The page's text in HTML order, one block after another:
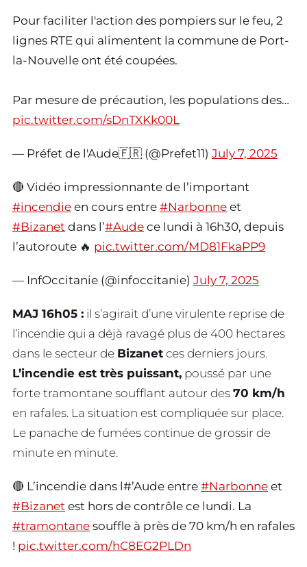
Pour faciliter l'action des pompiers sur le feu, 2
lignes RTE qui alimentent la commune de Port-
la-Nouvelle ont été coupées.
Par mesure de précaution, les populations des…
pic.twitter.com/sDnTXKk00L
— Préfet de l'Aude🇫🇷 (@Prefet11) July 7, 2025
🔴 Vidéo impressionnante de l’important
#incendie en cours entre #Narbonne et
#Bizanet dans l’#Aude ce lundi à 16h30, depuis
l’autoroute 🔥 pic.twitter.com/MD81FkaPP9
— InfOccitanie (@infoccitanie) July 7, 2025
MAJ 16h05 : il s’agirait d’une virulente reprise de
l’incendie qui a déjà ravagé plus de 400 hectares
dans le secteur de Bizanet ces derniers jours.
L’incendie est très puissant, poussé par une
forte tramontane soufflant autour des 70 km/h
en rafales. La situation est compliquée sur place.
Le panache de fumées continue de grossir de
minute en minute.
🔴 L’incendie dans l#’Aude entre #Narbonne et
#Bizanet est hors de contrôle ce lundi. La
#tramontane souffle à près de 70 km/h en rafales
! pic.twitter.com/hC8EG2PLDn